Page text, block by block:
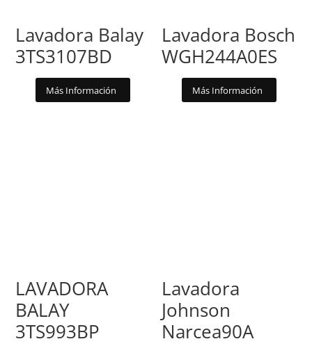
Lavadora Balay
3TS3107BD
Más Información
Lavadora Bosch
WGH244A0ES
Más Información
LAVADORA
BALAY
3TS993BP
Lavadora
Johnson
Narcea90A